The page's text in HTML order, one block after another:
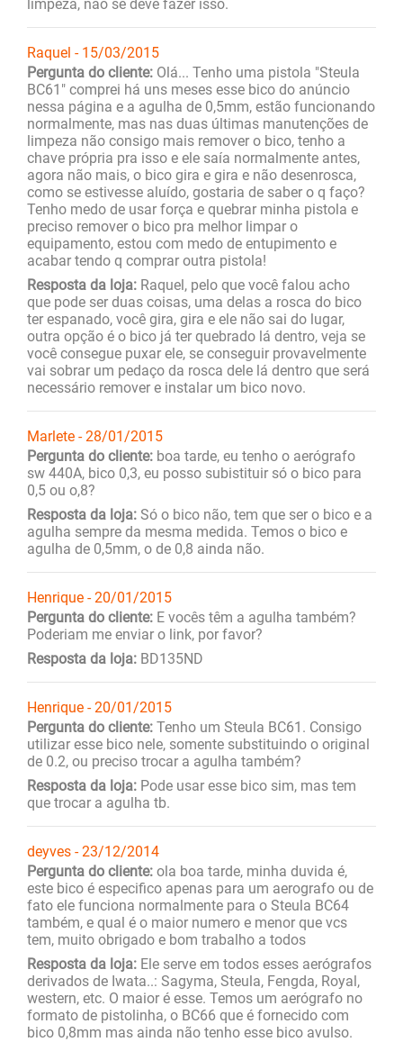
limpeza, não se deve fazer isso.
Raquel - 15/03/2015
Pergunta do cliente: Olá... Tenho uma pistola "Steula
BC61" comprei há uns meses esse bico do anúncio
nessa página e a agulha de 0,5mm, estão funcionando
normalmente, mas nas duas últimas manutenções de
limpeza não consigo mais remover o bico, tenho a
chave própria pra isso e ele saía normalmente antes,
agora não mais, o bico gira e gira e não desenrosca,
como se estivesse aluído, gostaria de saber o q faço?
Tenho medo de usar força e quebrar minha pistola e
preciso remover o bico pra melhor limpar o
equipamento, estou com medo de entupimento e
acabar tendo q comprar outra pistola!
Resposta da loja: Raquel, pelo que você falou acho
que pode ser duas coisas, uma delas a rosca do bico
ter espanado, você gira, gira e ele não sai do lugar,
outra opção é o bico já ter quebrado lá dentro, veja se
você consegue puxar ele, se conseguir provavelmente
vai sobrar um pedaço da rosca dele lá dentro que será
necessário remover e instalar um bico novo.
Marlete - 28/01/2015
Pergunta do cliente: boa tarde, eu tenho o aerógrafo
sw 440A, bico 0,3, eu posso subistituir só o bico para
0,5 ou o,8?
Resposta da loja: Só o bico não, tem que ser o bico e a
agulha sempre da mesma medida. Temos o bico e
agulha de 0,5mm, o de 0,8 ainda não.
Henrique - 20/01/2015
Pergunta do cliente: E vocês têm a agulha também?
Poderiam me enviar o link, por favor?
Resposta da loja: BD135ND
Henrique - 20/01/2015
Pergunta do cliente: Tenho um Steula BC61. Consigo
utilizar esse bico nele, somente substituindo o original
de 0.2, ou preciso trocar a agulha também?
Resposta da loja: Pode usar esse bico sim, mas tem
que trocar a agulha tb.
deyves - 23/12/2014
Pergunta do cliente: ola boa tarde, minha duvida é,
este bico é especifico apenas para um aerografo ou de
fato ele funciona normalmente para o Steula BC64
também, e qual é o maior numero e menor que vcs
tem, muito obrigado e bom trabalho a todos
Resposta da loja: Ele serve em todos esses aerógrafos
derivados de Iwata..: Sagyma, Steula, Fengda, Royal,
western, etc. O maior é esse. Temos um aerógrafo no
formato de pistolinha, o BC66 que é fornecido com
bico 0,8mm mas ainda não tenho esse bico avulso.